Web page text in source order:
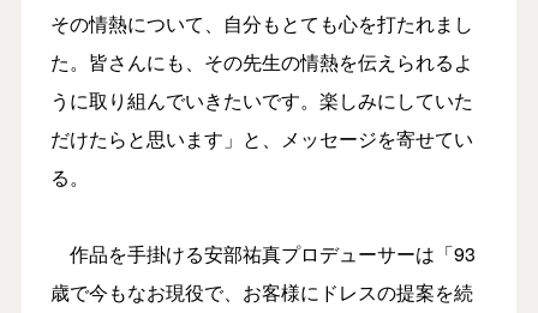
その情熱について、自分もとても心を打たれまし
た。皆さんにも、その先生の情熱を伝えられるよ
うに取り組んでいきたいです。楽しみにしていた
だけたらと思います」と、メッセージを寄せてい
る。
作品を手掛ける安部祐真プロデューサーは「93
歳で今もなお現役で、お客様にドレスの提案を続